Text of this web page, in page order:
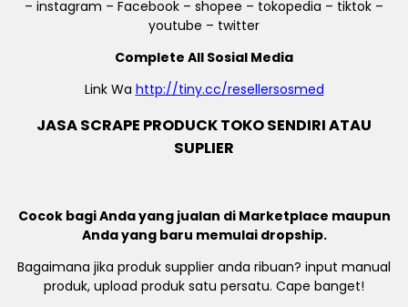
– instagram – Facebook – shopee – tokopedia – tiktok –
youtube – twitter
Complete All Sosial Media
Link Wa http://tiny.cc/resellersosmed
JASA SCRAPE PRODUCK TOKO SENDIRI ATAU
SUPLIER
Cocok bagi Anda yang jualan di Marketplace maupun
Anda yang baru memulai dropship.
Bagaimana jika produk supplier anda ribuan? input manual
produk, upload produk satu persatu. Cape banget!